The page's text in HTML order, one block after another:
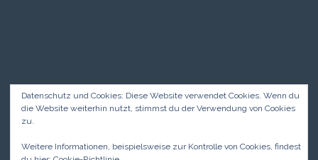
Datenschutz und Cookies: Diese Website verwendet Cookies. Wenn du
die Website weiterhin nutzt, stimmst du der Verwendung von Cookies
zu.
Weitere Informationen, beispielsweise zur Kontrolle von Cookies, findest